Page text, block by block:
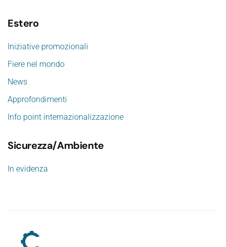
Estero
Iniziative promozionali
Fiere nel mondo
News
Approfondimenti
Info point internazionalizzazione
Sicurezza/Ambiente
In evidenza